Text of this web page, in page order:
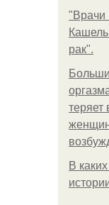
"Врачи
Кашель
рак".
теряет
В